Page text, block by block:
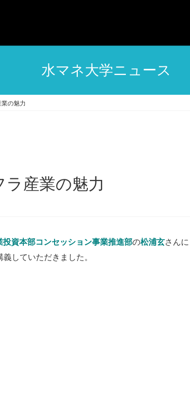
水マネ大学ニュース
の魅力
産業の魅力
投資本部コンセッション事業推進部の松浦玄さんに
義していただきました。